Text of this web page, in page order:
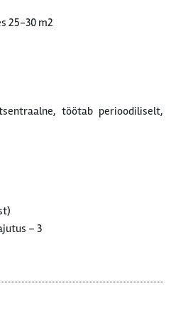
25-30 m2
töötab perioodiliselt,
– 3